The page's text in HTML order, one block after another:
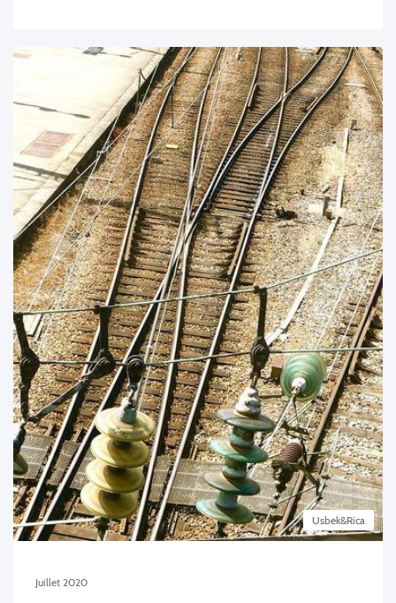
Usbek&Rica
Juillet 2020